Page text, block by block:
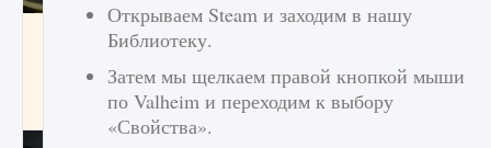
Как исправить ошибку Palworld EPalworld
«Идет сохранение мира — Невозможно
начать сохранение данных мира»
9 августа 2024 2 711 0 0
Открываем Steam и заходим в нашу
Библиотеку.
Затем мы щелкаем правой кнопкой мыши
по Valheim и переходим к выбору
«Свойства».